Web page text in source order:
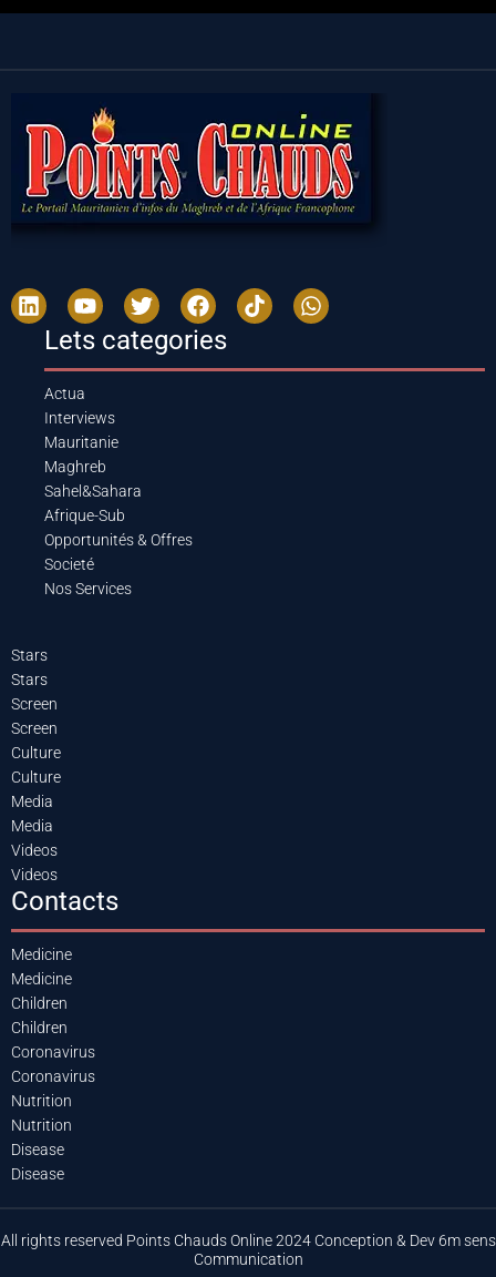
Lets categories
Actua
Interviews
Mauritanie
Maghreb
Sahel&Sahara
Afrique-Sub
Opportunités & Offres
Societé
Nos Services
Stars
Stars
Screen
Screen
Culture
Culture
Media
Media
Videos
Videos
Contacts
Medicine
Medicine
Children
Children
Coronavirus
Coronavirus
Nutrition
Nutrition
Disease
Disease
All rights reserved Points Chauds Online 2024 Conception & Dev 6m sens
Communication